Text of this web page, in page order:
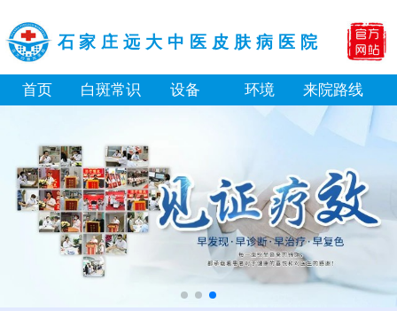
石家庄远大中医皮肤病医院
首页 白斑常识 设备 环境 来院路线
淘宝购买的伍德灯检查白斑准确吗